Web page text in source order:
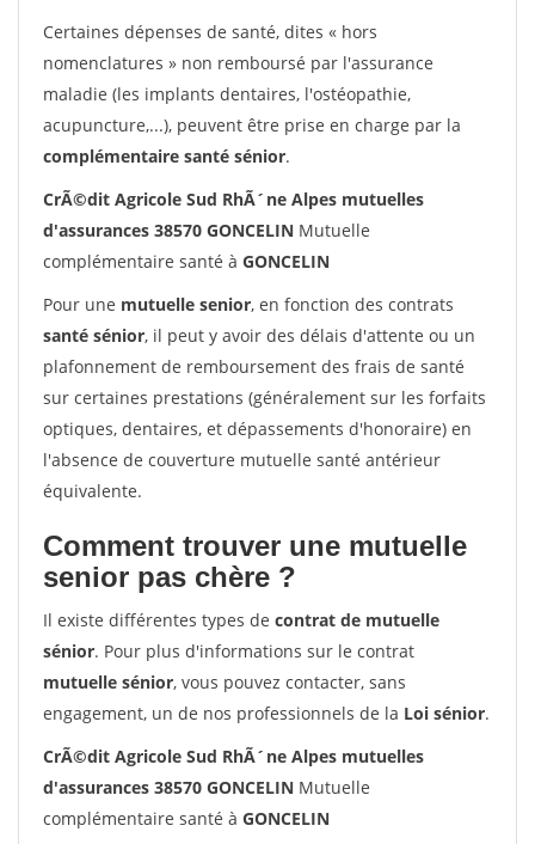
Certaines dépenses de santé, dites « hors
nomenclatures » non remboursé par l'assurance
maladie (les implants dentaires, l'ostéopathie,
acupuncture,...), peuvent être prise en charge par la
complémentaire santé sénior.
CrÃ©dit Agricole Sud RhÃ´ne Alpes mutuelles
d'assurances 38570 GONCELIN Mutuelle
complémentaire santé à GONCELIN
Pour une mutuelle senior, en fonction des contrats
santé sénior, il peut y avoir des délais d'attente ou un
plafonnement de remboursement des frais de santé
sur certaines prestations (généralement sur les forfaits
optiques, dentaires, et dépassements d'honoraire) en
l'absence de couverture mutuelle santé antérieur
équivalente.
Comment trouver une mutuelle
senior pas chère ?
Il existe différentes types de contrat de mutuelle
sénior. Pour plus d'informations sur le contrat
mutuelle sénior, vous pouvez contacter, sans
engagement, un de nos professionnels de la Loi sénior.
CrÃ©dit Agricole Sud RhÃ´ne Alpes mutuelles
d'assurances 38570 GONCELIN Mutuelle
complémentaire santé à GONCELIN